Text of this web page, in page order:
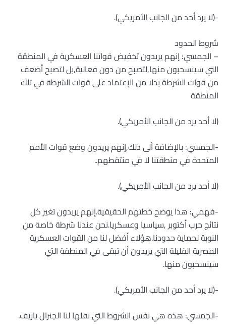
-(لا يرد أحد من الجانب الأمريكي).
شروط الحدود
– الجمسي: إنهم يريدون تخفيض قواتنا العسكرية في المنطقة
التي سينسحبون منها,لتصبح من دون فعالية,بل لتصبح أضعف
من قوات الشرطة بدلا من الإعتماد على قوات الشرطة في تلك
المنطقة
(لا أحد يرد من الجانب الأمريكي).
-الجمسي: بالإضافة ألى ذلك,إنهم يريدون وضع قوات الأمم
المتحدة في منطقتنا لا في منتقطهم..
(لا أحد يرد من الجانب الأمريكي).
-فهمي: هذا يوضح خطتهم الحقيقية.إنهم يريدون تغير كل
نتائج حرب أكتوبر ,سياسيا وعسكريا.نحن عندنا شرطة خاصة من
النوبة لحماية حدودنا.هؤلاء أفضل لنا من القوات العسكرية
المصرية القليلة التي يريدون أن تبقى في المنطقة التي
سينسحبون منها.
-(لا يرد أحد من الجانب الأمريكي).
-الجمسي: هذه هي نفس الشروط التي نقلها لنا الجنرال ياريف.